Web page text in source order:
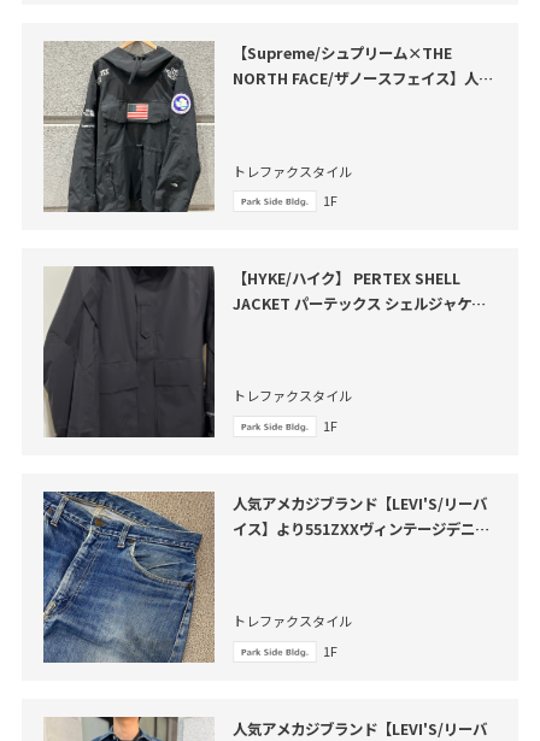
【Supreme/シュプリーム×THE
NORTH FACE/ザノースフェイス】人気
トレファクスタイル
1F
【HYKE/ハイク】 PERTEX SHELL
JACKET パーテックス シェルジャケッ
トレファクスタイル
1F
人気アメカジブランド【LEVI'S/リーバ
イス】より551ZXXヴィンテージデニム
トレファクスタイル
1F
人気アメカジブランド【LEVI'S/リーバ